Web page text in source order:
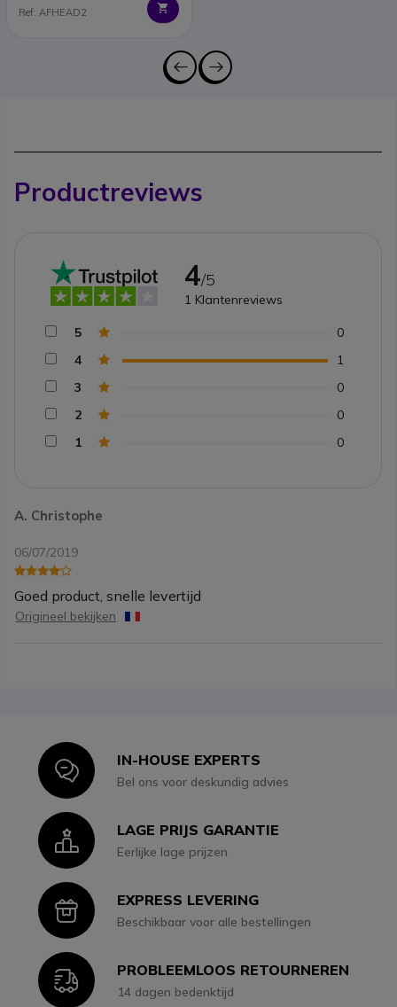
Ref: AFHEAD2
Productreviews
A. Christophe
06/07/2019
Goed product, snelle levertijd
Origineel bekijken
4/5
1 Klantenreviews
5
0
4
1
3
0
2
0
1
0
IconIN-HOUSE EXPERTS
Bel ons voor deskundig advies
IconLAGE PRIJS GARANTIE
Eerlijke lage prijzen
IconEXPRESS LEVERING
Beschikbaar voor alle bestellingen
IconPROBLEEMLOOS RETOURNEREN
14 dagen bedenktijd